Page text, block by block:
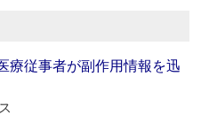
療従事者が副作用情報を迅